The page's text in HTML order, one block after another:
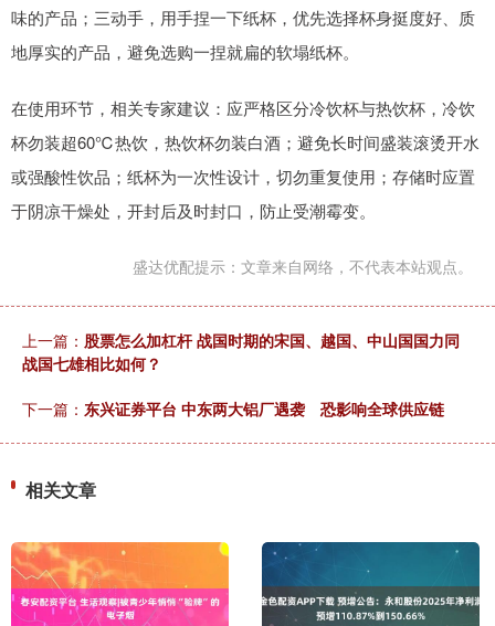
味的产品；三动手，用手捏一下纸杯，优先选择杯身挺度好、质
地厚实的产品，避免选购一捏就扁的软塌纸杯。
在使用环节，相关专家建议：应严格区分冷饮杯与热饮杯，冷饮
杯勿装超60℃热饮，热饮杯勿装白酒；避免长时间盛装滚烫开水
或强酸性饮品；纸杯为一次性设计，切勿重复使用；存储时应置
于阴凉干燥处，开封后及时封口，防止受潮霉变。
盛达优配提示：文章来自网络，不代表本站观点。
上一篇： 股票怎么加杠杆 战国时期的宋国、越国、中山国国力同
战国七雄相比如何？
下一篇： 东兴证券平台 中东两大铝厂遇袭 恐影响全球供应链
相关文章